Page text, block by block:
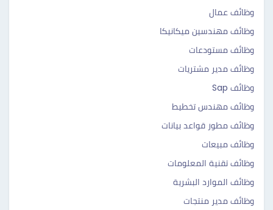
وظائف عمال
وظائف مهندسين ميكانيكا
وظائف مستودعات
وظائف مدير مشتريات
وظائف Sap
وظائف مهندس تخطيط
وظائف مطور قواعد بيانات
وظائف مبيعات
وظائف تقنية المعلومات
وظائف الموارد البشرية
وظائف مدير منتجات